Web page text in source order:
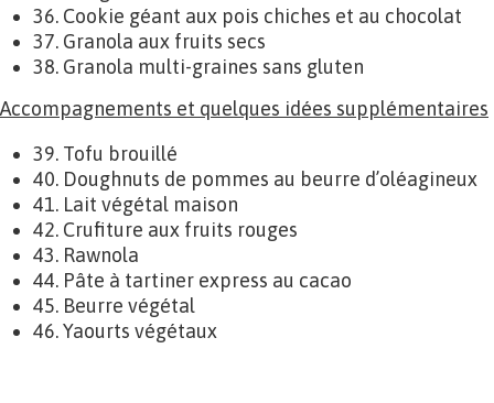
36. Cookie géant aux pois chiches et au chocolat
37. Granola aux fruits secs
38. Granola multi-graines sans gluten
Accompagnements et quelques idées supplémentaires
39. Tofu brouillé
40. Doughnuts de pommes au beurre d’oléagineux
41. Lait végétal maison
42. Crufiture aux fruits rouges
43. Rawnola
44. Pâte à tartiner express au cacao
45. Beurre végétal
46. Yaourts végétaux